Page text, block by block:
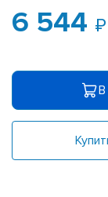
6 544
В